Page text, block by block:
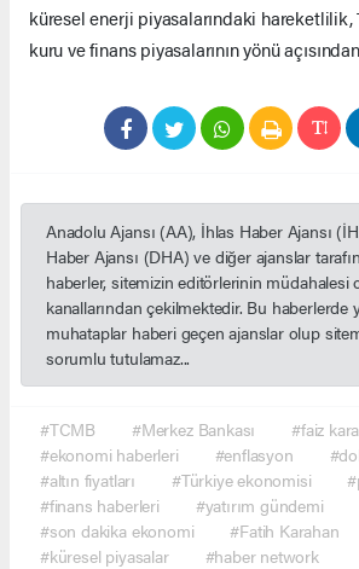
küresel enerji piyasalarındaki hareketlilik,
kuru ve finans piyasalarının yönü
Anadolu Ajansı (AA), İhlas Haber Ajansı
Haber Ajansı (DHA) ve diğer ajanslar
haberler, sitemizin editörlerinin müdahalesi
kanallarından çekilmektedir. Bu haberlerde
muhataplar haberi geçen ajanslar olup
sorumlu tutulamaz...
#TCMB #Merkez Bankası #faiz
#ekonomi haberleri
#enflasyon
#altın fiyatları
#Türkiye ekonomisi
#finans haberleri
#yatırım gündemi
#son dakika ekonomi
#Fatih Karahan
#küresel piyasalar
#haber network